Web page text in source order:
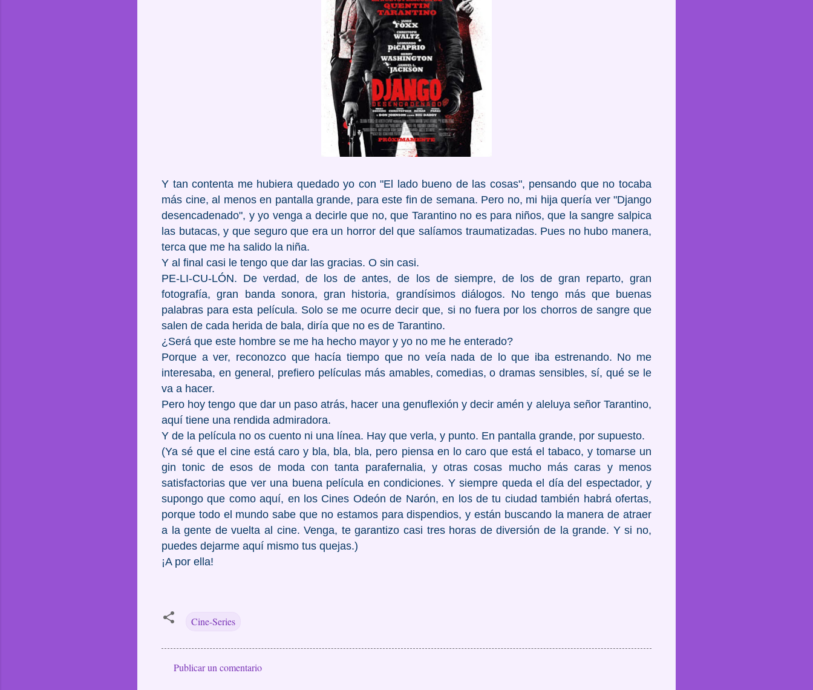
Y tan contenta me hubiera quedado yo con "El lado bueno de las cosas", pensando que no tocaba
más cine, al menos en pantalla grande, para este fin de semana. Pero no, mi hija quería ver "Django
desencadenado", y yo venga a decirle que no, que Tarantino no es para niños, que la sangre salpica
las butacas, y que seguro que era un horror del que salíamos traumatizadas. Pues no hubo manera,
terca que me ha salido la niña.
Y al final casi le tengo que dar las gracias. O sin casi.
PE-LI-CU-LÓN. De verdad, de los de antes, de los de siempre, de los de gran reparto, gran
fotografía, gran banda sonora, gran historia, grandísimos diálogos. No tengo más que buenas
palabras para esta película. Solo se me ocurre decir que, si no fuera por los chorros de sangre que
salen de cada herida de bala, diría que no es de Tarantino.
¿Será que este hombre se me ha hecho mayor y yo no me he enterado?
Porque a ver, reconozco que hacía tiempo que no veía nada de lo que iba estrenando. No me
interesaba, en general, prefiero películas más amables, comedias, o dramas sensibles, sí, qué se le
va a hacer.
Pero hoy tengo que dar un paso atrás, hacer una genuflexión y decir amén y aleluya señor Tarantino,
aquí tiene una rendida admiradora.
Y de la película no os cuento ni una línea. Hay que verla, y punto. En pantalla grande, por supuesto.
(Ya sé que el cine está caro y bla, bla, bla, pero piensa en lo caro que está el tabaco, y tomarse un
gin tonic de esos de moda con tanta parafernalia, y otras cosas mucho más caras y menos
satisfactorias que ver una buena película en condiciones. Y siempre queda el día del espectador, y
supongo que como aquí, en los Cines Odeón de Narón, en los de tu ciudad también habrá ofertas,
porque todo el mundo sabe que no estamos para dispendios, y están buscando la manera de atraer
a la gente de vuelta al cine. Venga, te garantizo casi tres horas de diversión de la grande. Y si no,
puedes dejarme aquí mismo tus quejas.)
¡A por ella!
Cine-Series
Publicar un comentario